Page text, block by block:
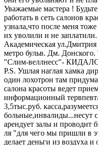
Уважаемые мастера !
работать в сеть салонов
узнала,что после меня
их уволили и не
Академическая
метро бульв. Дм.
"Слим-веллнесс"-
P.S. Ушлая наглая хамка
один лохотрон там
салона красоты ведет
информационный тервпевт/
3,5тыс.руб.
больные,инвалиды...несут
арендует залы и
ля "для чего мы пришли в
делает деньги из воздуха